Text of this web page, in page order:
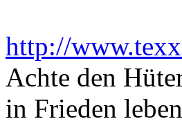
http://
Achte den
in Frieden